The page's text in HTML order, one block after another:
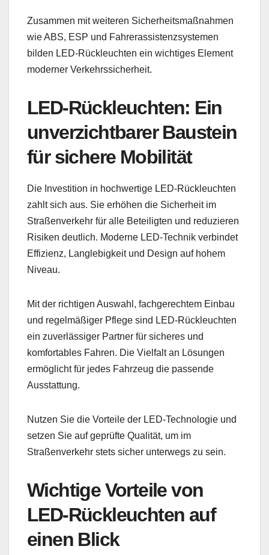
Zusammen mit weiteren Sicherheitsmaßnahmen
wie ABS, ESP und Fahrerassistenzsystemen
bilden LED-Rückleuchten ein wichtiges Element
moderner Verkehrssicherheit.
LED-Rückleuchten: Ein
unverzichtbarer Baustein
für sichere Mobilität
Die Investition in hochwertige LED-Rückleuchten
zahlt sich aus. Sie erhöhen die Sicherheit im
Straßenverkehr für alle Beteiligten und reduzieren
Risiken deutlich. Moderne LED-Technik verbindet
Effizienz, Langlebigkeit und Design auf hohem
Niveau.
Mit der richtigen Auswahl, fachgerechtem Einbau
und regelmäßiger Pflege sind LED-Rückleuchten
ein zuverlässiger Partner für sicheres und
komfortables Fahren. Die Vielfalt an Lösungen
ermöglicht für jedes Fahrzeug die passende
Ausstattung.
Nutzen Sie die Vorteile der LED-Technologie und
setzen Sie auf geprüfte Qualität, um im
Straßenverkehr stets sicher unterwegs zu sein.
Wichtige Vorteile von
LED-Rückleuchten auf
einen Blick